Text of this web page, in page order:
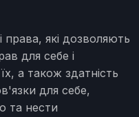
права, які дозволяють
для себе і
а також здатність
для себе,
та нести